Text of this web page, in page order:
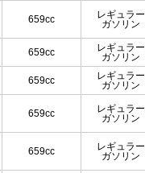
659cc
レギュラー
ガソリン
659cc
レギュラー
ガソリン
659cc
レギュラー
ガソリン
659cc
レギュラー
ガソリン
659cc
レギュラー
ガソリン